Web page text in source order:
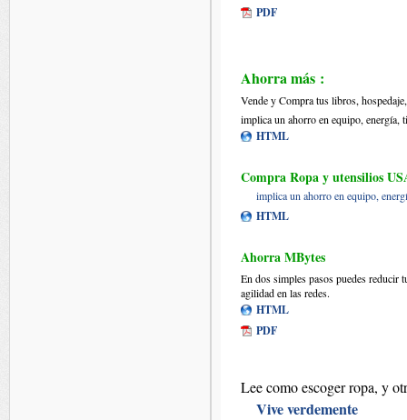
PDF
Ahorra más :
Vende y Compra tus libros,
implica un ahorro en equipo, energía,
HTML
Compra Ropa y utensilios
implica un ahorro en equipo,
HTML
Ahorra MBytes
En dos simples pasos puedes
agilidad en las redes.
HTML
PDF
Lee como escoger ropa, y
Vive verdemente